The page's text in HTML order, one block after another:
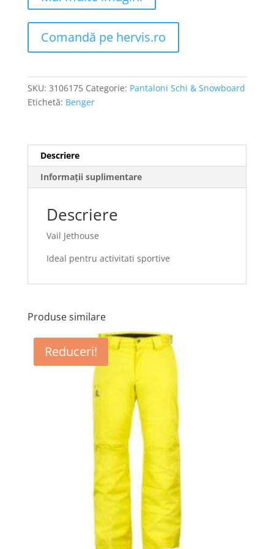
Comandă pe hervis.ro
SKU: 3106175 Categorie: Pantaloni Schi & Snowboard
Etichetă: Benger
Descriere
Informații suplimentare
Descriere
Vail Jethouse
Ideal pentru activitati sportive
Produse similare
Reduceri!